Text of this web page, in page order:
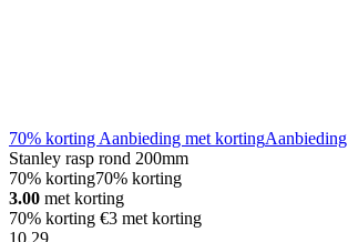
70% korting Aanbieding met kortingAanbieding
Stanley rasp rond 200mm
70% korting70% korting
3.00 met korting
70% korting €3 met korting